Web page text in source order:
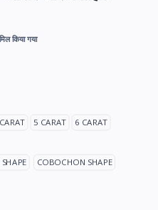
किया गया
5 CARAT 6 CARAT
COBOCHON SHAPE